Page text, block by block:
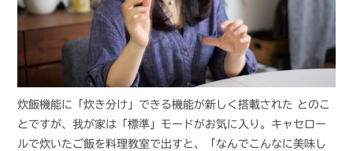
炊飯機能に「炊き分け」できる機能が新しく搭載された とのこ
とですが、我が家は「標準」モードがお気に入り。キャセロー
ルで炊いたご飯を料理教室で出すと、「なんでこんなに美味し